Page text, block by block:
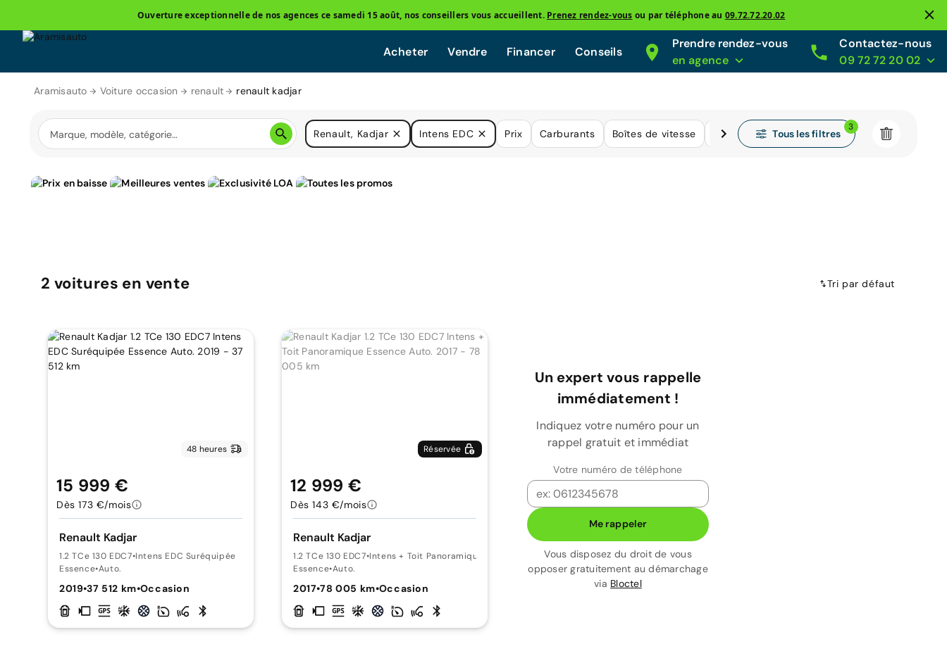
Ouverture exceptionnelle de nos agences ce samedi 15 août, nos conseillers vous accueillent. Prenez rendez-vous ou par téléphone au 09.72.72.20.02
Acheter Vendre Financer Conseils
Prendre rendez-vous
en agence
Contactez-nous
09 72 72 20 02
Aramisauto Voiture occasion renault renault kadjar
Renault, Kadjar Intens EDC Prix Carburants Boîtes de vitesse Kilométrage Tous les filtres
3
2 voitures en vente Tri par défaut
48 heures
Renault Kadjar
1.2 TCe 130 EDC7•Intens EDC Suréquipée
Essence•Auto.
2019•37 512 km•Occasion
15 999 €
Dès 173 €/mois
Réservée
Renault Kadjar
1.2 TCe 130 EDC7•Intens + Toit Panoramique
Essence•Auto.
2017•78 005 km•Occasion
12 999 €
Dès 143 €/mois
Un expert vous rappelle
immédiatement !
Indiquez votre numéro pour un
rappel gratuit et immédiat
Votre numéro de téléphone
Me rappeler
Vous disposez du droit de vous
opposer gratuitement au démarchage
via Bloctel